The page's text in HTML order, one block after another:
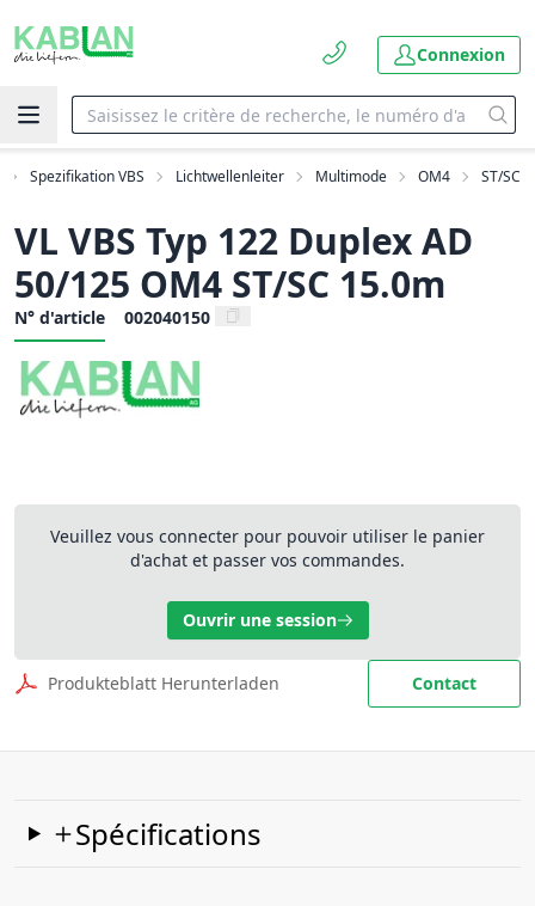
Connexion
Spezifikation VBS Lichtwellenleiter Multimode OM4 ST/SC
VL VBS Typ 122 Duplex AD
50/125 OM4 ST/SC 15.0m
N° d'article 002040150
Veuillez vous connecter pour pouvoir utiliser le panier
d'achat et passer vos commandes.
Ouvrir une session
Produkteblatt Herunterladen Contact
Spécifications